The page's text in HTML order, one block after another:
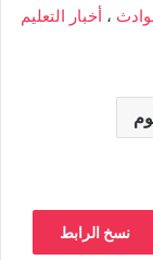
، أخبار التعليم
نسخ الرابط